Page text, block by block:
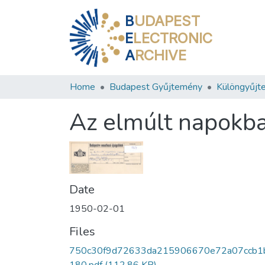
BUDAPEST
ELECTRONIC
ARCHIVE
Home Budapest Gyűjtemény
Az elmúlt
Date
1950-02-01
Files